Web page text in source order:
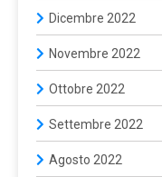
Dicembre 2022
Novembre 2022
Ottobre 2022
Settembre 2022
Agosto 2022